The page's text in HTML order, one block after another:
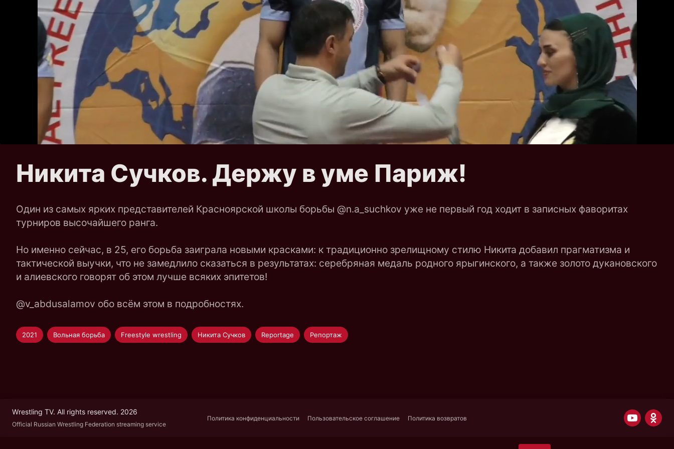
Никита Сучков. Держу в уме Париж!
Один из самых ярких представителей Красноярской школы борьбы @n.a_suchkov уже не первый год ходит в записных фаворитах
турниров высочайшего ранга.
Но именно сейчас, в 25, его борьба заиграла новыми красками: к традиционно зрелищному стилю Никита добавил прагматизма и
тактической выучки, что не замедлило сказаться в результатах: серебряная медаль родного ярыгинского, а также золото дукановского
и алиевского говорят об этом лучше всяких эпитетов!
@v_abdusalamov обо всём этом в подробностях.
2021 Вольная борьба Freestyle wrestling Никита Сучков Reportage Репортаж
Wrestling TV. All rights reserved. 2026
Official Russian Wrestling Federation streaming service
Политика конфиденциальности Пользовательское соглашение Политика возвратов